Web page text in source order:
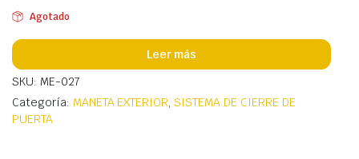
Agotado
Leer más
SKU: ME-027
Categoría: MANETA EXTERIOR,SISTEMA DE CIERRE DE
PUERTA